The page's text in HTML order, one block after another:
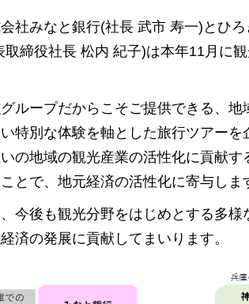
社みなと銀行(社長 武市 寿一)とひ
締役社長 松内 紀子)は本年11月に
ループだからこそご提供できる、地
特別な体験を軸とした旅行ツアー
の地域の観光産業の活性化に貢献
とで、地元経済の活性化に寄与しま
今後も観光分野をはじめとする多
済の発展に貢献してまいります。